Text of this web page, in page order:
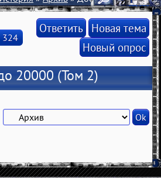
324
Ответить Новая тема
Новый опрос
20000 (Том 2)